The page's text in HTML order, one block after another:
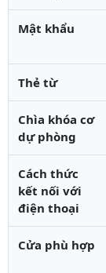
Mật khẩu
Thẻ từ
Chìa khóa cơ
dự phòng
Cách thức
kết nối với
điện thoại
Cửa phù hợp